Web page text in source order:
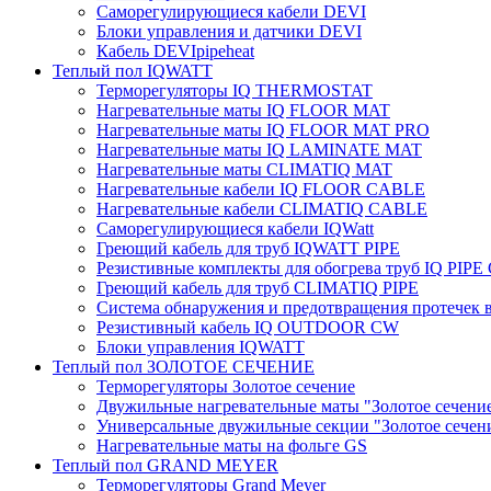
Саморегулирующиеся кабели DEVI
Блоки управления и датчики DEVI
Кабель DEVIpipeheat
Теплый пол IQWATT
Терморегуляторы IQ THERMOSTAT
Нагревательные маты IQ FLOOR MAT
Нагревательные маты IQ FLOOR MAT PRO
Нагревательные маты IQ LAMINATE MAT
Нагревательные маты CLIMATIQ MAT
Нагревательные кабели IQ FLOOR CABLE
Нагревательные кабели CLIMATIQ CABLE
Саморегулирующиеся кабели IQWatt
Греющий кабель для труб IQWATT PIPE
Резистивные комплекты для обогрева труб IQ PIPE
Греющий кабель для труб CLIMATIQ PIPE
Система обнаружения и предотвращения протечек
Резистивный кабель IQ OUTDOOR CW
Блоки управления IQWATT
Теплый пол ЗОЛОТОЕ СЕЧЕНИЕ
Терморегуляторы Золотое сечение
Двужильные нагревательные маты "Золотое
Универсальные двужильные секции "Золотое
Нагревательные маты на фольге GS
Теплый пол GRAND MEYER
Терморегуляторы Grand Meyer